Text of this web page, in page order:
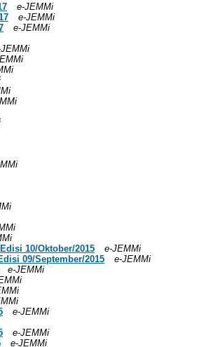
e-JEMMi
e-JEMMi
e-JEMMi
10/Oktober/2015
e-JEMMi
09/September/2015
e-JEMMi
e-JEMMi
e-JEMMi
e-JEMMi
e-JEMMi